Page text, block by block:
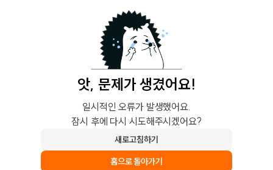
앗, 문제가 생겼어요!
일시적인 오류가 발생했어요.
잠시 후에 다시 시도해주시겠어요?
새로고침하기
홈으로 돌아가기